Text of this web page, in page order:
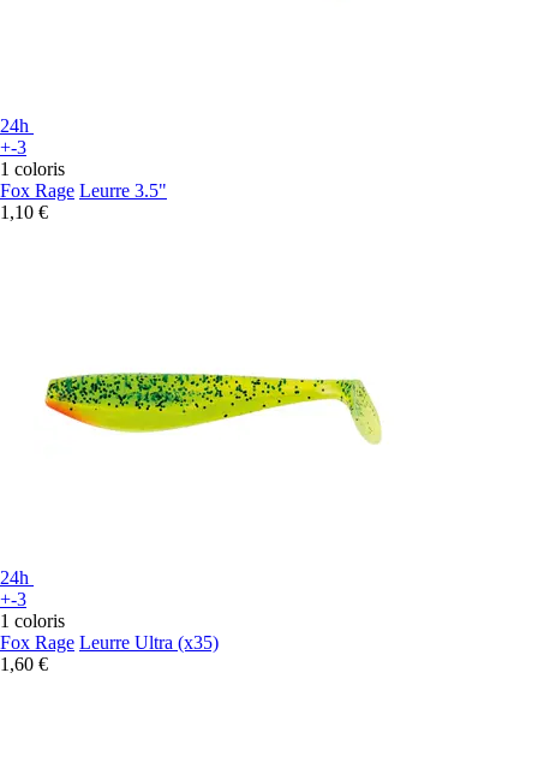
24h
+-3
1 coloris
Fox Rage Leurre 3.5"
1,10 €
24h
+-3
1 coloris
Fox Rage Leurre Ultra (x35)
1,60 €